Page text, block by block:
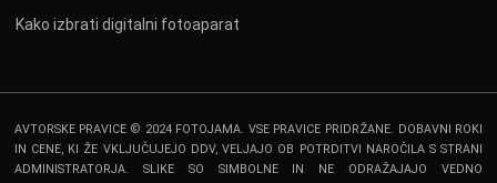
Kako izbrati digitalni fotoaparat
AVTORSKE PRAVICE © 2024 FOTOJAMA. VSE PRAVICE PRIDRŽANE. DOBAVNI ROKI
IN CENE, KI ŽE VKLJUČUJEJO DDV, VELJAJO OB POTRDITVI NAROČILA S STRANI
ADMINISTRATORJA. SLIKE SO SIMBOLNE IN NE ODRAŽAJAJO VEDNO